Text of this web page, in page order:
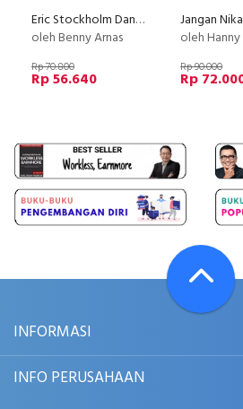
Eric Stockholm Dan Perselingkuhan-Perselingkuhan Yang Lain
oleh Benny Arnas
Rp 70.800
Rp 56.640
Jangan
oleh
Rp 90.000
Rp
INFORMASI
INFO PERUSAHAAN